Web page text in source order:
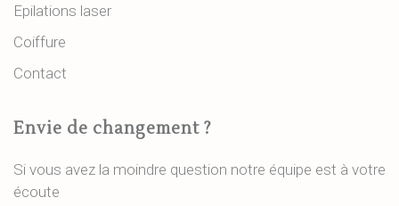
Epilations laser
Coiffure
Contact
Envie de changement ?
Si vous avez la moindre question notre équipe est à votre
écoute